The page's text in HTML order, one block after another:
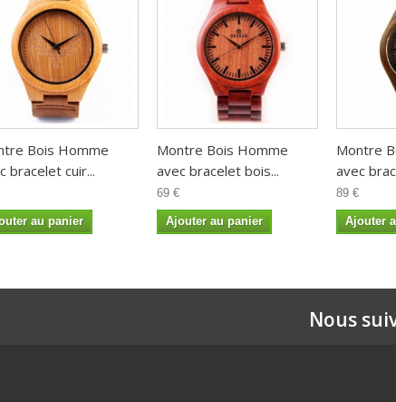
Bois Homme
bracelet cuir...
au panier
Montre Bois Homme
avec bracelet bois...
69 €
Ajouter au panier
Montre
avec
89 €
Ajouter
Nous